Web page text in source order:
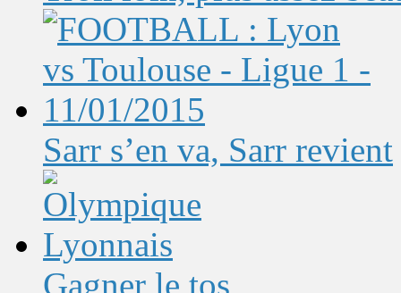
Sarr s’en va, Sarr revient
Gagner le tos